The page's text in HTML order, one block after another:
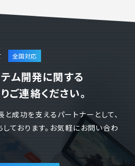
ム開発に関する
ご連絡ください。
成功を支えるパートナーとして、
ております。お気軽にお問い合わ